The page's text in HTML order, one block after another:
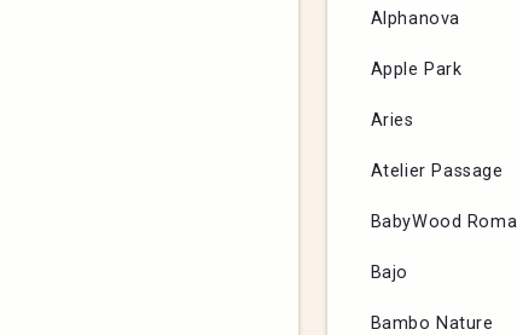
Alphanova
Apple Park
Aries
Atelier Passage
BabyWood Roma
Bajo
Bambo Nature